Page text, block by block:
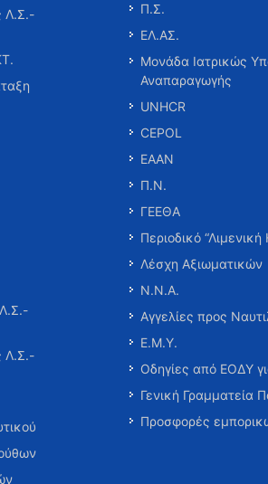
Λ.Σ.-
Λ.Σ.-
Π.Σ.
ΕΛ.ΑΣ.
Μονάδα Ιατρικώς
Αναπαραγωγής
UNHCR
CEPOL
ΕΑΑΝ
Π.Ν.
ΓΕΕΘΑ
Περιοδικό
Λέσχη Αξιωματικών
Ν.Ν.Α.
Αγγελίες προς
Ε.Μ.Υ.
Οδηγίες από ΕΟΔΥ
Γενική Γραμματεία
Προσφορές